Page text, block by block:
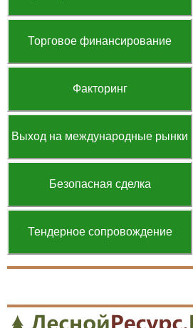
Торговое финансирование
Факторинг
Выход на международные рынки
Безопасная сделка
Тендерное сопровождение